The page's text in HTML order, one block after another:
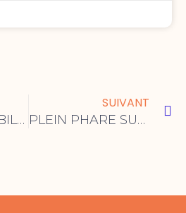
CRÉDIT IMMOBILIER : DES TAUX ENCORE TRÈS ATTRACTIFS POUR CE MOIS DE MARS
SUIVANT
PLEIN PHARE SUR …